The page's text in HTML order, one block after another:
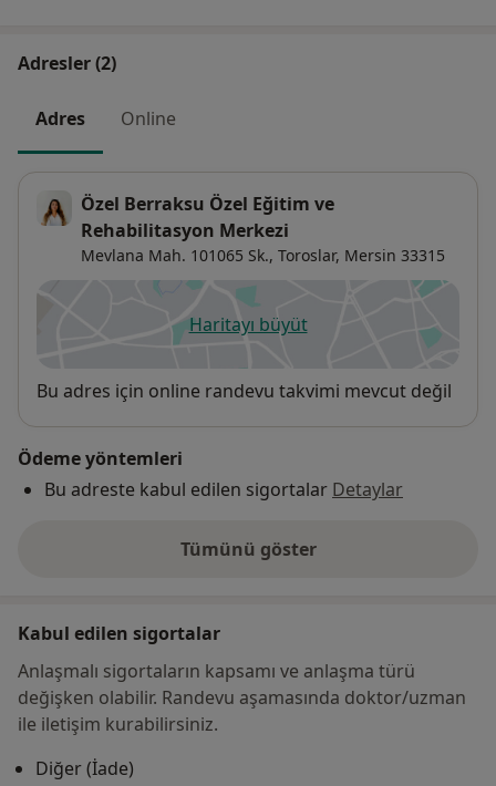
Adresler (2)
Adres Online
Özel Berraksu Özel Eğitim ve
Rehabilitasyon Merkezi
Mevlana Mah. 101065 Sk., Toroslar, Mersin 33315
Haritayı büyütyeni bir sekmede açılır
Uygunluk
Bu adres için online randevu takvimi mevcut değil
Ödeme yöntemleri
Bu adreste kabul edilen sigortalar Detaylar
Tümünü göster
adres hakkında
Kabul edilen sigortalar
Anlaşmalı sigortaların kapsamı ve anlaşma türü
değişken olabilir. Randevu aşamasında doktor/uzman
ile iletişim kurabilirsiniz.
Diğer (İade)